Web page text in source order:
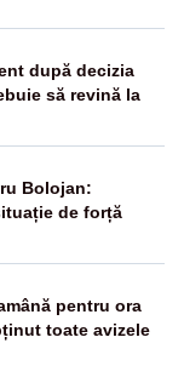
după decizia
să revină la
Bolojan:
de forță
pentru ora
toate avizele